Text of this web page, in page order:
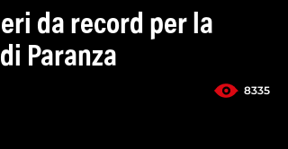
da record per la
Paranza
8335